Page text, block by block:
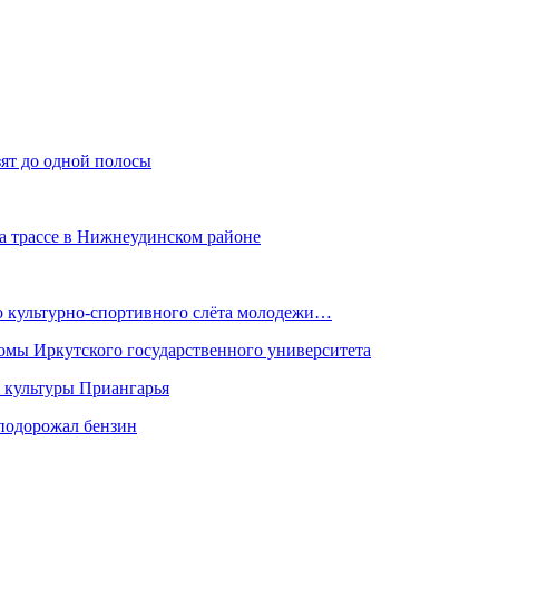
до одной полосы
трассе в Нижнеудинском районе
культурно-спортивного слёта молодежи…
Иркутского государственного университета
Приангарья
бензин